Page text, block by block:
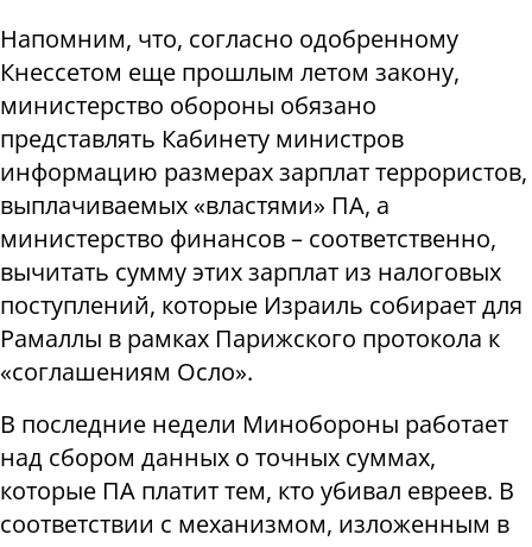
Напомним, что, согласно одобренному
Кнессетом еще прошлым летом закону,
министерство обороны обязано
представлять Кабинету министров
информацию размерах зарплат террористов,
выплачиваемых «властями» ПА, а
министерство финансов – соответственно,
вычитать сумму этих зарплат из налоговых
поступлений, которые Израиль собирает для
Рамаллы в рамках Парижского протокола к
«соглашениям Осло».
В последние недели Минобороны работает
над сбором данных о точных суммах,
которые ПА платит тем, кто убивал евреев. В
соответствии с механизмом, изложенным в